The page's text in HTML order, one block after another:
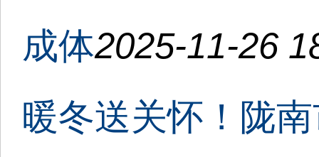
成体2025-11-26
暖冬送关怀！陇